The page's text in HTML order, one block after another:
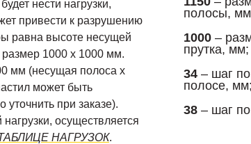
нести нагрузки,
привести к разрушению
равна высоте несущей
1000 х 1000 мм.
мм (несущая полоса х
может быть
при заказе).
осуществляется
НАГРУЗОК.
полосы,
1000 –
прутка, мм;
34 – шаг
полосе, мм;
38 – шаг